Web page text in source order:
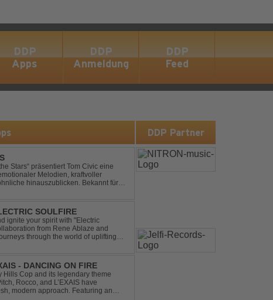
DDP
Apps
DDP
Anmeldung
DDP
Feed
Melodien, kraftvoller
Bekannt für
SOULFIRE
ignite your spirit with "Electric
from Rene Ablaze and
through the world of uplifting
- DANCING ON FIRE
Hills Cop and its legendary theme
Rocco, and L’EXAIS have
modern approach. Featuring an
DDP Partner